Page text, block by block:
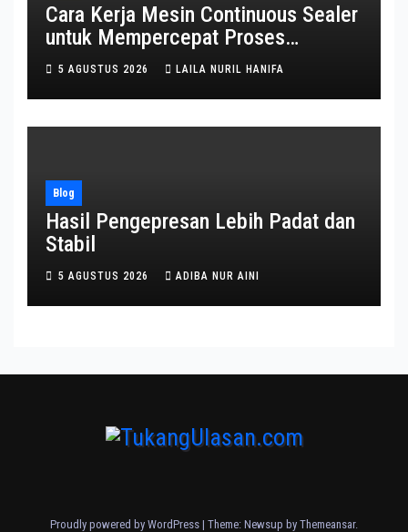
Cara Kerja Mesin Continuous Sealer
untuk Mempercepat Proses
Pengemasan
5 AGUSTUS 2026 LAILA NURIL HANIFA
Blog
Hasil Pengepresan Lebih Padat dan
Stabil
5 AGUSTUS 2026 ADIBA NUR AINI
Proudly powered by WordPress | Theme: Newsup by Themeansar.